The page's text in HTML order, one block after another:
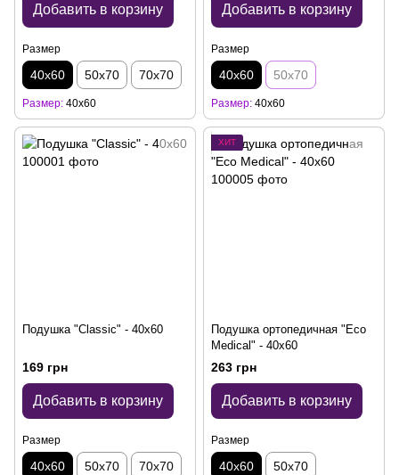
Добавить в корзину
Размер
40х60 50х70 70х70
Размер 40х60
Добавить в корзину
Размер
40х60 50х70
Размер 40х60
Подушка "Сlassic" - 40x60
169 грн
Добавить в корзину
Размер
40х60 50х70 70х70
ХИТ
Подушка ортопедичная "Eco
Medical" - 40x60
263 грн
Добавить в корзину
Размер
40х60 50х70